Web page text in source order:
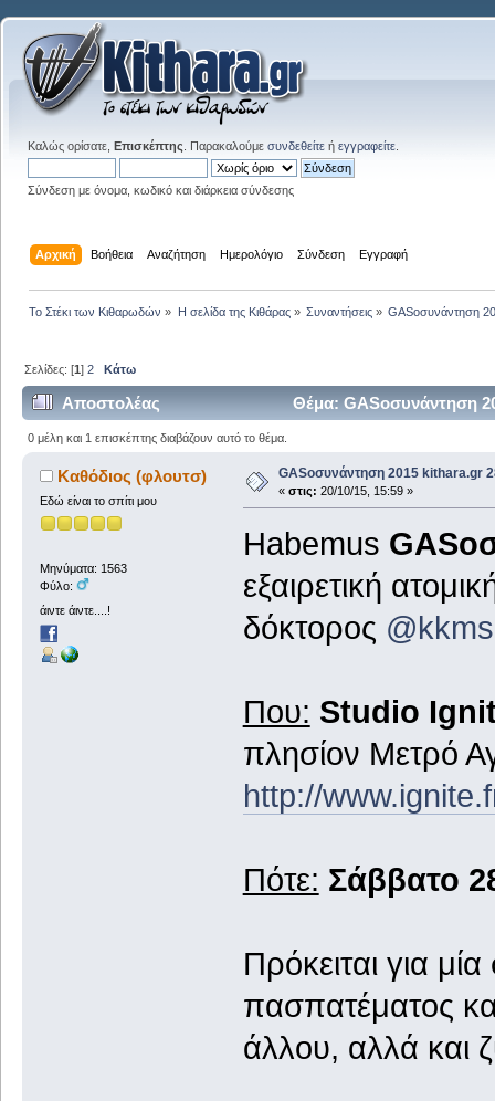
Καλώς ορίσατε, Επισκέπτης . Παρακαλούμε συνδεθείτε ή εγγραφείτε
Σύνδεση με όνομα, κωδικό και διάρκεια σύνδεσης
Αρχική Βοήθεια Αναζήτηση Ημερολόγιο Σύνδεση Εγγραφή
Το Στέκι των Κιθαρωδών » Η σελίδα της Κιθάρας» Συναντήσεις» GASοσυνάντηση
Σελίδες: [1]2 Κάτω
Αποστολέας Θέμα: GASοσυνάντηση
0 μέλη και 1 επισκέπτης διαβάζουν αυτό το θέμα.
Καθόδιος (φλουτσ)
Εδώ είναι το σπίτι μου
Μηνύματα: 1563
Φύλο:
άιντε άιντε....!
GASοσυνάντηση 2015 kithara.gr
« στις: 20/10/15, 15:59 »
Habemus
εξαιρετική
δόκτορος
Που: Studio
πλησίον Μετρό
http://
Πότε: Σάββατο
Πρόκειται για
πασπατέματος
άλλου, αλλά και